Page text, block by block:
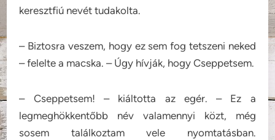
keresztfiú nevét tudakolta.
– Biztosra veszem, hogy ez sem fog tetszeni neked
– felelte a macska. – Úgy hívják, hogy Cseppetsem.
– Cseppetsem! – kiáltotta az egér. – Ez a
legmeghökkentőbb név valamennyi közt, még
sosem találkoztam vele nyomtatásban.